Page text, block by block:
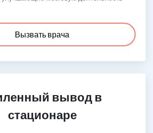
Вызвать врача
вывод в
стационаре